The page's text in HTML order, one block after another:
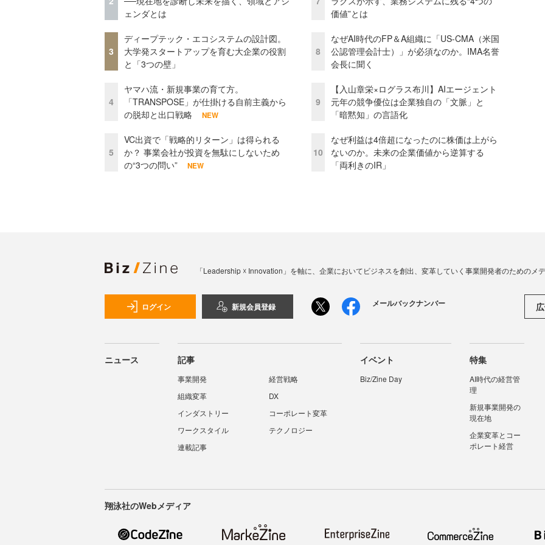
ェンダとは
3
ディープテック・エコシステムの設計図。
大学発スタートアップを育む大企業の役割
と「3つの壁」
4
ヤマハ流・新規事業の育て方。
「TRANSPOSE」が仕掛ける自前主義から
の脱却と出口戦略
NEW
5
VC出資で「戦略的リターン」は得られる
か？ 事業会社が投資を無駄にしないため
の“3つの問い”
NEW
価値”とは
8
なぜAI時代のFP＆A組織に「US-CMA（米国
公認管理会計士）」が必須なのか。IMA名誉
会長に聞く
9
【入山章栄×ログラス布川】AIエージェント
元年の競争優位は企業独自の「文脈」と
「暗黙知」の言語化
10
なぜ利益は4倍超になったのに株価は上がら
ないのか。未来の企業価値から逆算する
「両利きのIR」
「Leadership ☓ Innovation」を軸に、企業においてビジネスを創出、変革していく事業開発者のためのメデ
ログイン 新規会員登録 メールバックナンバー
ニュース 記事
事業開発
経営戦略
組織変革
DX
インダストリー
コーポレート変革
ワークスタイル
テクノロジー
連載記事
イベント
Biz/Zine Day
特集
AI時代の経営管
理
新規事業開発の
現在地
企業変革とコー
ポレート経営
翔泳社のWebメディア